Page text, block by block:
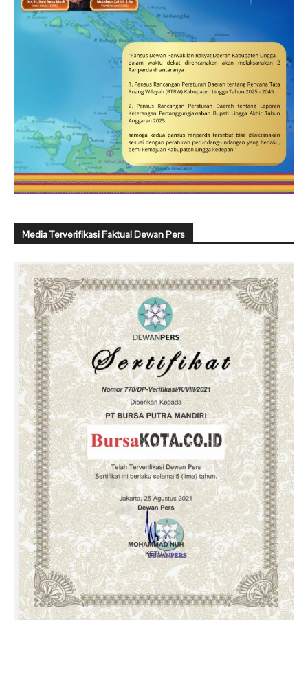
Media Terverifikasi Faktual Dewan Pers